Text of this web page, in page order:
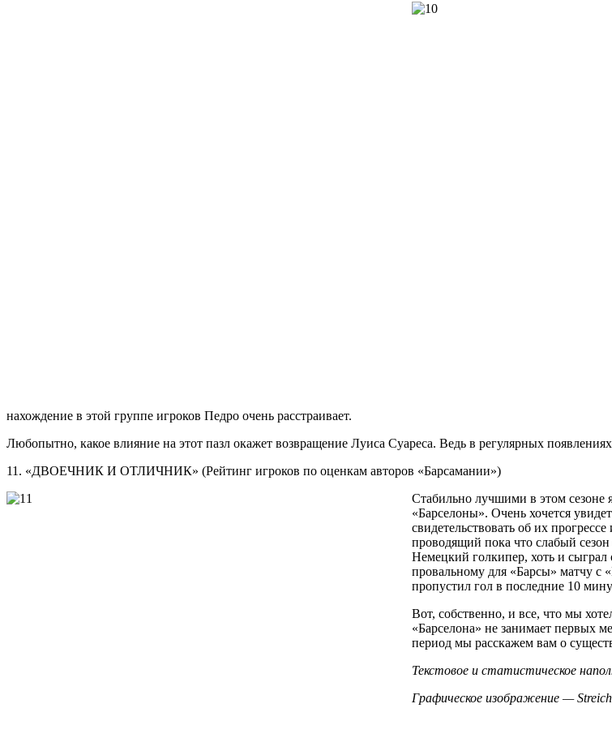
нахождение в этой группе игроков Педро очень расстраивает.
Любопытно, какое влияние на этот пазл окажет возвращение Луиса Суареса. Ведь в регулярных
11. «ДВОЕЧНИК И ОТЛИЧНИК» (Рейтинг игроков по оценкам авторов «Барсамании»)
Стабильно лучшими в этом
«Барселоны». Очень хочется
свидетельствовать об их
проводящий пока что слабый
Немецкий голкипер, хоть и сыграл
провальному для «Барсы» матчу
пропустил гол в последние 10
Вот, собственно, и все, что мы
«Барселона» не занимает первых
период мы расскажем вам о
Текстовое и статистическое
Графическое изображение —